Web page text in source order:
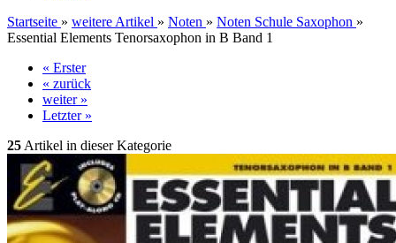
Startseite » weitere Artikel » Noten » Noten Schule Saxophon »
Essential Elements Tenorsaxophon in B Band 1
« Erster
« zurück
weiter »
Letzter »
25 Artikel in dieser Kategorie